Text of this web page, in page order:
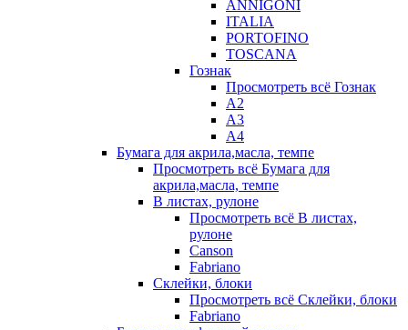
ANNIGONI
ITALIA
PORTOFINO
TOSCANA
Гознак
Просмотреть всё Гознак
А2
А3
А4
Бумага для акрила,масла, темпе
Просмотреть всё Бумага для
акрила,масла, темпе
В листах, рулоне
Просмотреть всё В листах,
рулоне
Canson
Fabriano
Склейки, блоки
Просмотреть всё Склейки, блоки
Fabriano